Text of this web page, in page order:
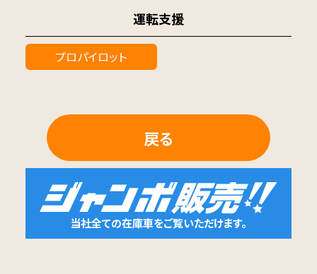
運転支援
プロパイロット
戻る
当社全ての在庫車をご覧いただけます。